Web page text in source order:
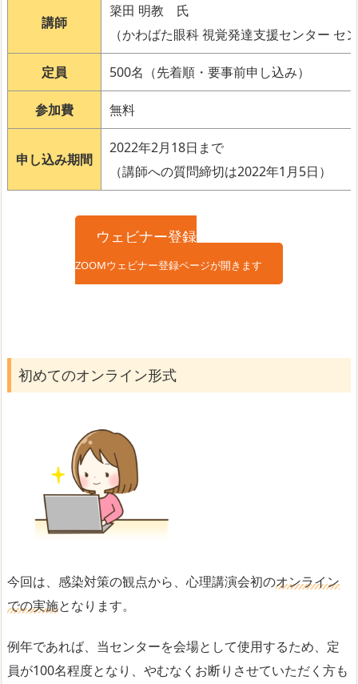
講師
簗田 明教 氏
（かわばた眼科 視覚発達支援センター セ
定員 500名（先着順・要事前申し込み）
参加費 無料
申し込み期間
2022年2月18日まで
（講師への質問締切は2022年1月5日）
ウェビナー登録
ZOOMウェビナー登録ページが開きます
初めてのオンライン形式
今回は、感染対策の観点から、心理講演会初のオンライン
での実施となります。
例年であれば、当センターを会場として使用するため、定
員が100名程度となり、やむなくお断りさせていただく方も